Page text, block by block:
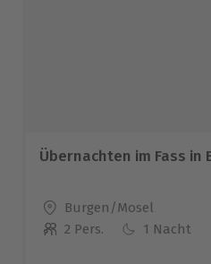
Übernachten im Fass in
Standort
Burgen/Mosel
Anzahl der Teilnehmer
2 Pers. 1 Nacht